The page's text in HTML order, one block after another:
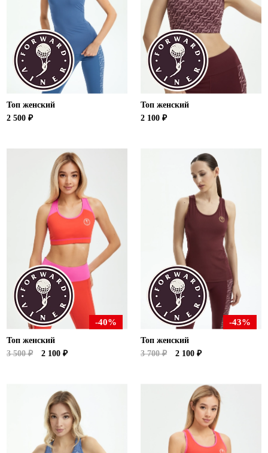
Новосибирская область (3)
Омская область (5)
Республика Башкортостан (3)
Республика Крым (1)
Республика Татарстан (2)
Ростовская область (2)
Самарская область (1)
Свердловская область (5)
Северная Осетия (2)
Смоленская область (1)
Ставропольский край (5)
Томская область (1)
Тульская область (1)
Тюменская область (3)
Хакасия (1)
Ханты-Мансийский автономный округ (3)
Челябинская область (2)
Ямало-Ненецкий автономный округ (1)
Ярославская область (1)
Топ женский
2 500 ₽
Топ женский
2 100 ₽
-40%
Топ женский
3 500 ₽
2 100 ₽
-43%
Топ женский
3 700 ₽
2 100 ₽